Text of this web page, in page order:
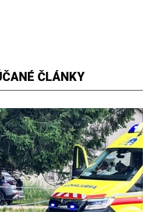
ČLÁNKY